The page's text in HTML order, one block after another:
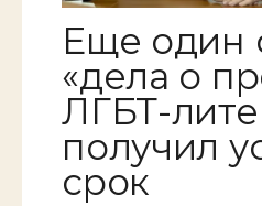
Еще один
«дела о
ЛГБТ-
получил
срок